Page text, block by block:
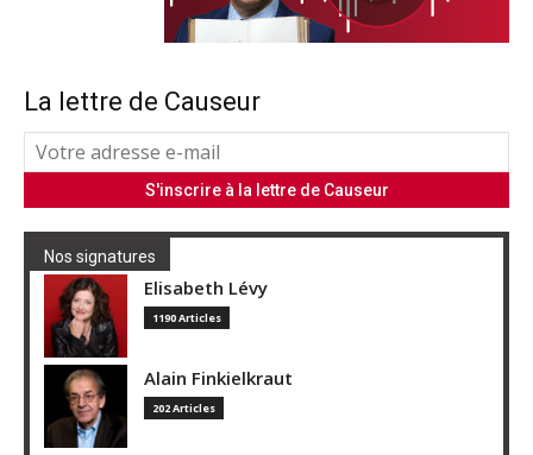
La lettre de Causeur
Nos signatures
Elisabeth Lévy
1190 Articles
Alain Finkielkraut
202 Articles